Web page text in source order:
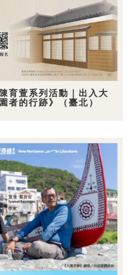
育萱系列活動｜出入大
的行跡》（臺北）